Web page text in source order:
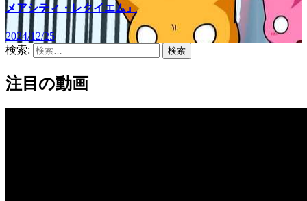
メアシティ・レクイエム』
2024/12/25
検索:
注目の動画